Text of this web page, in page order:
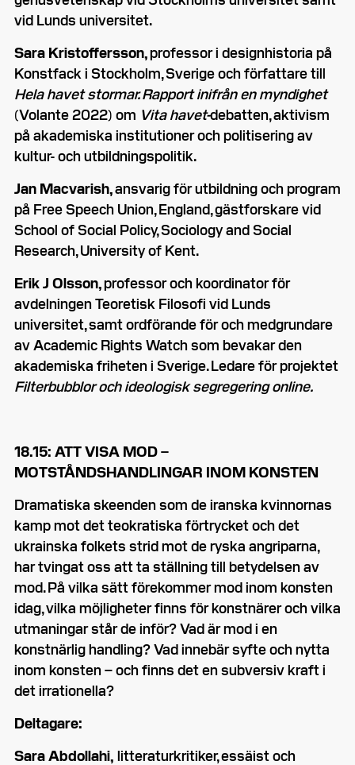
vid Lunds universitet.
Sara Kristoffersson,professor i designhistoria på
Konstfack i Stockholm, Sverige och författare till
Hela havet stormar. Rapport inifrån en myndighet
(Volante 2022) om Vita havet-debatten, aktivism
på akademiska institutioner och politisering av
kultur- och utbildningspolitik.
Jan Macvarish,ansvarig för utbildning och program
på Free Speech Union, England, gästforskare vid
School of Social Policy, Sociology and Social
Research, University of Kent.
Erik J Olsson,professor och koordinator för
avdelningen Teoretisk Filosofi vid Lunds
universitet, samt ordförande för och medgrundare
av Academic Rights Watch som bevakar den
akademiska friheten i Sverige. Ledare för projektet
Filterbubblor och ideologisk segregering online.
18.15: ATT VISA MOD –
MOTSTÅNDSHANDLINGAR INOM KONSTEN
Dramatiska skeenden som de iranska kvinnornas
kamp mot det teokratiska förtrycket och det
ukrainska folkets strid mot de ryska angriparna,
har tvingat oss att ta ställning till betydelsen av
mod. På vilka sätt förekommer mod inom konsten
idag, vilka möjligheter finns för konstnärer och vilka
utmaningar står de inför? Vad är mod i en
konstnärlig handling? Vad innebär syfte och nytta
inom konsten – och finns det en subversiv kraft i
det irrationella?
Deltagare:
Sara Abdollahi, litteraturkritiker, essäist och